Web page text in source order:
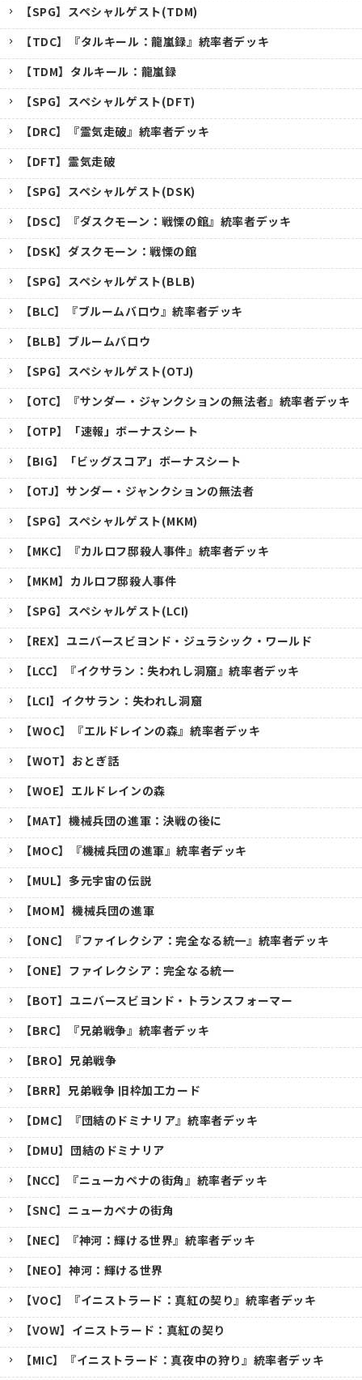
【SPG】スペシャルゲスト(TDM)
【TDC】『タルキール：龍嵐録』統率者デッキ
【TDM】タルキール：龍嵐録
【SPG】スペシャルゲスト(DFT)
【DRC】『霊気走破』統率者デッキ
【DFT】霊気走破
【SPG】スペシャルゲスト(DSK)
【DSC】『ダスクモーン：戦慄の館』統率者デッキ
【DSK】ダスクモーン：戦慄の館
【SPG】スペシャルゲスト(BLB)
【BLC】『ブルームバロウ』統率者デッキ
【BLB】ブルームバロウ
【SPG】スペシャルゲスト(OTJ)
【OTC】『サンダー・ジャンクションの無法者』統率者デッキ
【OTP】「速報」ボーナスシート
【BIG】「ビッグスコア」ボーナスシート
【OTJ】サンダー・ジャンクションの無法者
【SPG】スペシャルゲスト(MKM)
【MKC】『カルロフ邸殺人事件』統率者デッキ
【MKM】カルロフ邸殺人事件
【SPG】スペシャルゲスト(LCI)
【REX】ユニバースビヨンド・ジュラシック・ワールド
【LCC】『イクサラン：失われし洞窟』統率者デッキ
【LCI】イクサラン：失われし洞窟
【WOC】『エルドレインの森』統率者デッキ
【WOT】おとぎ話
【WOE】エルドレインの森
【MAT】機械兵団の進軍：決戦の後に
【MOC】『機械兵団の進軍』統率者デッキ
【MUL】多元宇宙の伝説
【MOM】機械兵団の進軍
【ONC】『ファイレクシア：完全なる統一』統率者デッキ
【ONE】ファイレクシア：完全なる統一
【BOT】ユニバースビヨンド・トランスフォーマー
【BRC】『兄弟戦争』統率者デッキ
【BRO】兄弟戦争
【BRR】兄弟戦争 旧枠加工カード
【DMC】『団結のドミナリア』統率者デッキ
【DMU】団結のドミナリア
【NCC】『ニューカペナの街角』統率者デッキ
【SNC】ニューカペナの街角
【NEC】『神河：輝ける世界』統率者デッキ
【NEO】神河：輝ける世界
【VOC】『イニストラード：真紅の契り』統率者デッキ
【VOW】イニストラード：真紅の契り
【MIC】『イニストラード：真夜中の狩り』統率者デッキ